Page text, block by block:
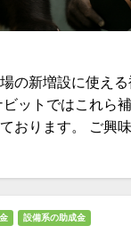
の新増設に使え
ットではこれら
おります。 ご興
設備系の助成金